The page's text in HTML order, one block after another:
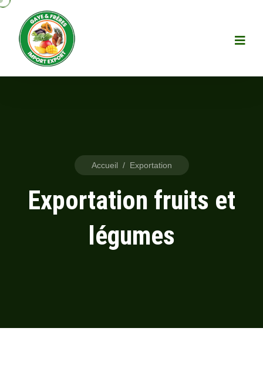
Accueil / Exportation
Exportation fruits et
légumes